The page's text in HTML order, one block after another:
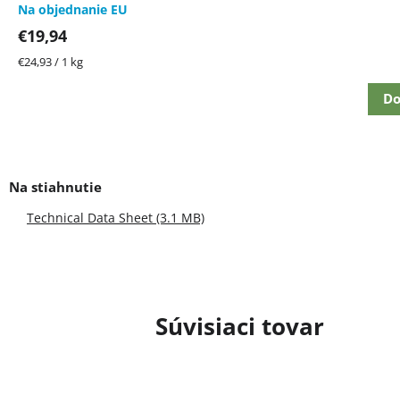
Súvisiaci tovar
Na objednanie EU
€19,94
Jednotková
€24,93 / 1 kg
Technical Data Sheet (3.1 MB)